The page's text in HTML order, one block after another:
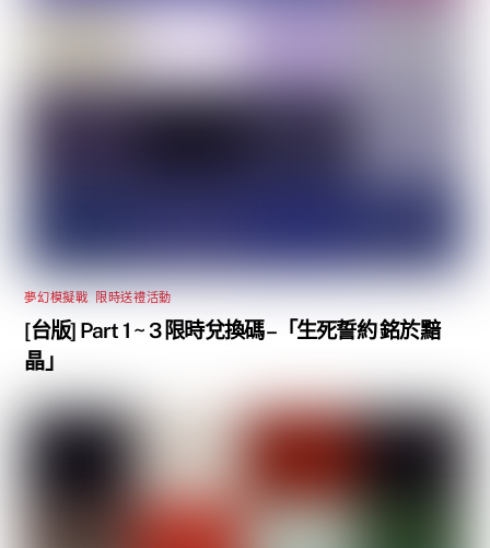
夢幻模擬戰 限時送禮活動
[台版] Part 1 ~ 3 限時兌換碼 –「生死誓約 銘於黯
晶」